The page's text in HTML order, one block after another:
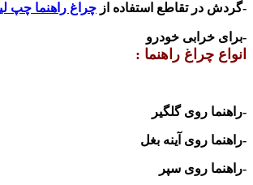
-گردش در تقاطع استفاده از چراغ راهنما چپ
-برای خرابی خودرو
انواع چراغ راهنما :
-راهنما روی گلگیر
-راهنما روی آینه بغل
-راهنما روی سپر